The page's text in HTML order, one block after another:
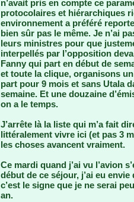
n’avait pris en compte ce
protocolaires et hiérarchiques
environnement a préféré
bien sûr pas le même. Je n’ai
leurs ministres pour que
interpellés par l’opposition
Fanny qui part en début de
et toute la clique, organisons
part pour 9 mois et sans Utala
semaine. Et une douzaine
on a le temps.
J’arrête là la liste qui m’a fait
littéralement vivre ici (et pas 3
les choses avancent vraiment.
Ce mardi quand j’ai vu l’avion
début de ce séjour, j’ai eu
c’est le signe que je ne serai
an.